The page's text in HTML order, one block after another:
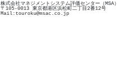
株式会社マネジメントシステム評価センター（MSA）
〒105-0013 東京都港区浜松町二丁目2番12号
Mail:touroku@msac.co.jp